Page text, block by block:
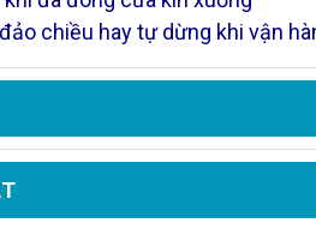
chiều hay tự dừng khi vận